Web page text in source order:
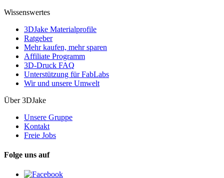
Wissenswertes
3DJake Materialprofile
Ratgeber
Mehr kaufen, mehr sparen
Affiliate Programm
3D-Druck FAQ
Unterstützung für FabLabs
Wir und unsere Umwelt
Über 3DJake
Unsere Gruppe
Kontakt
Freie Jobs
Folge uns auf